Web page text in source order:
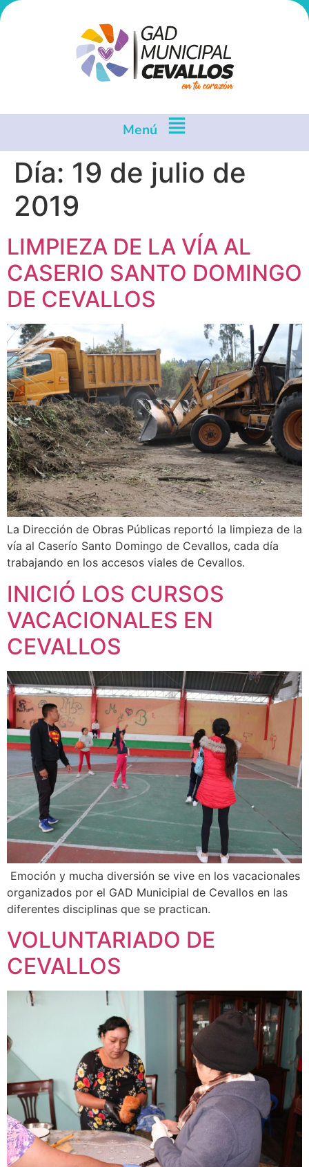
Menú
Día: 19 de julio de
2019
LIMPIEZA DE LA VÍA AL
CASERIO SANTO DOMINGO
DE CEVALLOS
La Dirección de Obras Públicas reportó la limpieza de la
vía al Caserío Santo Domingo de Cevallos, cada día
trabajando en los accesos viales de Cevallos.
INICIÓ LOS CURSOS
VACACIONALES EN
CEVALLOS
Emoción y mucha diversión se vive en los vacacionales
organizados por el GAD Municipial de Cevallos en las
diferentes disciplinas que se practican.
VOLUNTARIADO DE
CEVALLOS